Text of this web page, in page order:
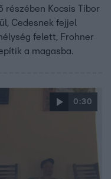
részében Kocsis Tibor
Cedesnek fejjel
felett, Frohner
a magasba.
0:30